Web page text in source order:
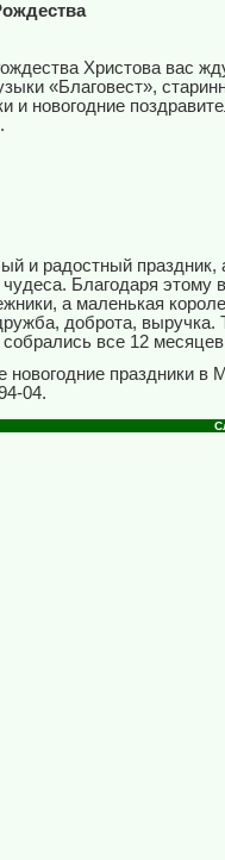
Христова вас
«Благовест»,
и новогодние
и радостный праздник,
Благодаря этому
а маленькая
доброта, выручка.
все 12
новогодние праздники в
04.